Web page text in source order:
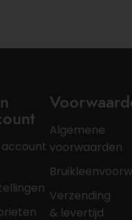
account
Algemene
voorwaarden
Verzending
& levertijd